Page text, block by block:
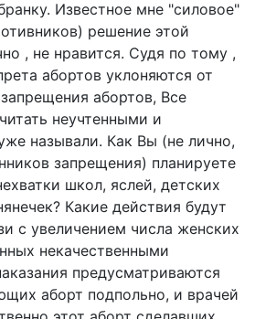
Известное мне "силовое"
решение этой
, не нравится. Судя по тому ,
абортов уклоняются от
абортов, Все
неучтенными и
называли. Как Вы (не лично,
запрещения) планируете
школ, яслей, детских
Какие действия будут
с увеличением числа женских
некачественными
предусматриваются
аборт подпольно, и врачей